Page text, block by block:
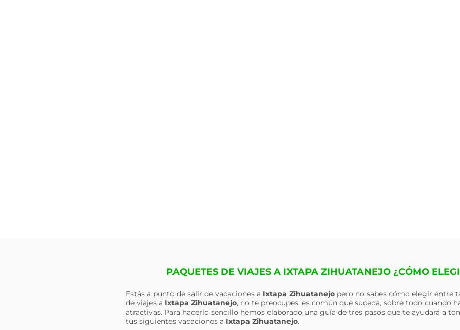
PAQUETES DE VIAJES A IXTAPA ZIHUATANEJO ¿CÓMO
Estás a punto de salir de vacaciones a Ixtapa Zihuatanejopero no sabes cómo elegir entre
de viajes a Ixtapa Zihuatanejo, no te preocupes, es común que suceda, sobre todo cuando
atractivas. Para hacerlo sencillo hemos elaborado una guía de tres pasos que te ayudará a
tus siguientes vacaciones a Ixtapa Zihuatanejo.